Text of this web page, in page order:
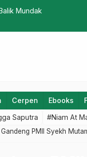
Mundak
Cerpen Ebooks
Saputra #Niam At
PMII Syekh